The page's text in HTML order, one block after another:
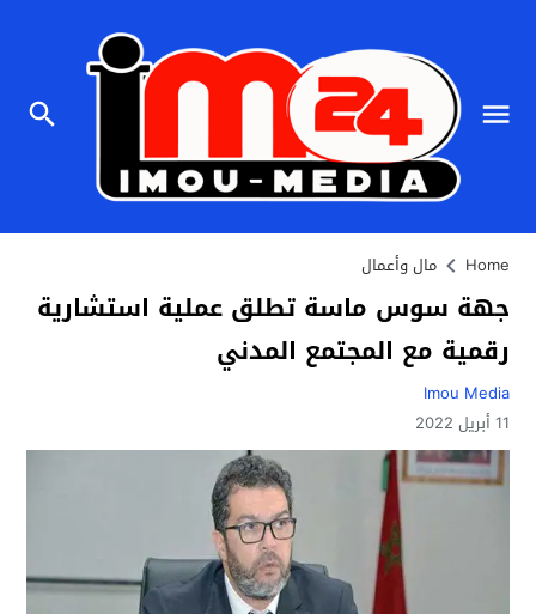
Home مال وأعمال
جهة سوس ماسة تطلق عملية استشارية
رقمية مع المجتمع المدني
Imou Media
11 أبريل 2022